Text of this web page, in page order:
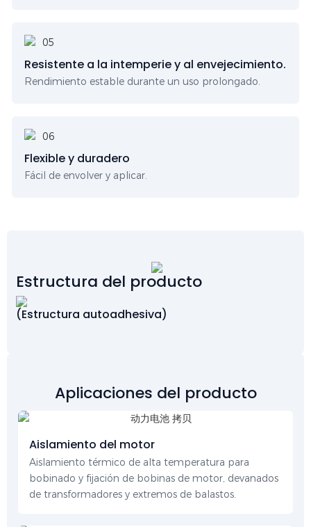
Resistente a la intemperie y al envejecimiento.
Rendimiento estable durante un uso prolongado.
Flexible y duradero
Fácil de envolver y aplicar.
Estructura del producto
(Estructura autoadhesiva)
Aplicaciones del producto
Aislamiento del motor
Aislamiento térmico de alta temperatura para
bobinado y fijación de bobinas de motor, devanados
de transformadores y extremos de balastos.